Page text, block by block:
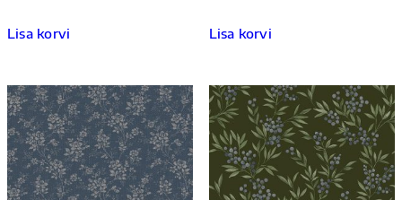
Lisa korvi Lisa korvi